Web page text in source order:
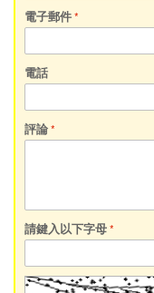
電子郵件
電話
評論
請鍵入以下字母